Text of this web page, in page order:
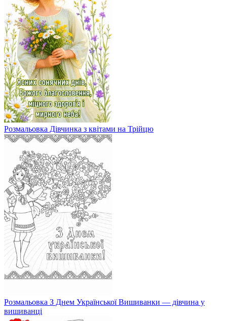
Розмальовка Дівчинка з квітами на Трійцю
Розмальовка З Днем Української Вишиванки — дівчина у
вишиванці